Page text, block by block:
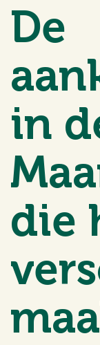
De
in
die